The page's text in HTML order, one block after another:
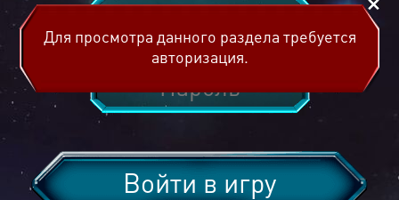
Войти в игру
Для просмотра данного раздела требуется
авторизация.